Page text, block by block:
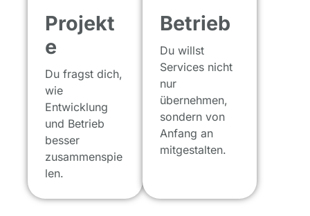
Projekt
e
Du fragst dich,
wie
Entwicklung
und Betrieb
besser
zusammenspie
len.
Betrieb
Du willst
Services nicht
nur
übernehmen,
sondern von
Anfang an
mitgestalten.